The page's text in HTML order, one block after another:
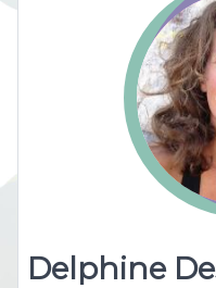
Delphine